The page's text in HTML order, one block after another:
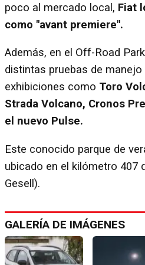
poco al mercado local, Fiat
como "avant premiere".
Además, en el Off-Road
distintas pruebas de
exhibiciones como Toro
Strada Volcano, Cronos
el nuevo Pulse.
Este conocido parque de
ubicado en el kilómetro 407
Gesell).
GALERÍA DE IMÁGENES